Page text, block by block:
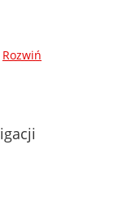
Rozwiń